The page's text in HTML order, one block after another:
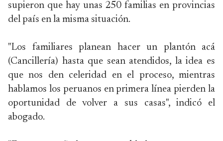
supieron que hay unas 250 familias en provincias
del país en la misma situación.
"Los familiares planean hacer un plantón acá
(Cancillería) hasta que sean atendidos, la idea es
que nos den celeridad en el proceso, mientras
hablamos los peruanos en primera línea pierden la
oportunidad de volver a sus casas", indicó el
abogado.